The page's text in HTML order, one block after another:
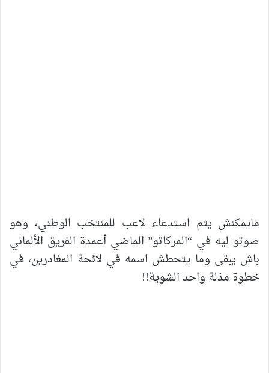
مايمكنش يتم استدعاء لاعب للمنتخب الوطني، وهو
صوتو ليه في “المركاتو” الماضي أعمدة الفريق الألماني
باش يبقى وما يتحطش اسمه في لائحة المغادرين، في
خطوة مذلة واحد الشوية!!